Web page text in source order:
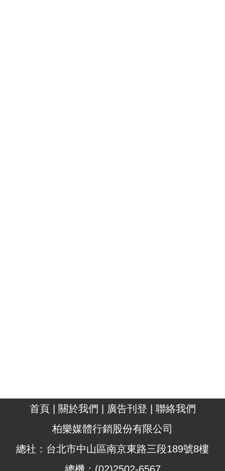
首頁 關於我們 廣告刊登
聯絡我們
柏樂媒體行銷股份有限公司
總社：台北市中山區南京東路三段189號8樓